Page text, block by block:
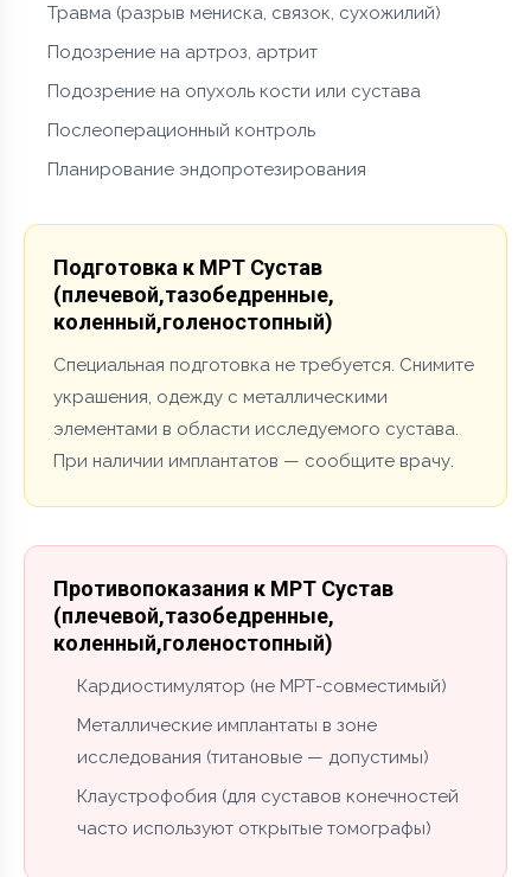
Травма (разрыв мениска, связок, сухожилий)
Подозрение на артроз, артрит
Подозрение на опухоль кости или сустава
Послеоперационный контроль
Планирование эндопротезирования
Подготовка к МРТ Сустав
(плечевой,тазобедренные,
коленный,голеностопный)
Специальная подготовка не требуется. Снимите
украшения, одежду с металлическими
элементами в области исследуемого сустава.
При наличии имплантатов — сообщите врачу.
Противопоказания к МРТ Сустав
(плечевой,тазобедренные,
коленный,голеностопный)
Кардиостимулятор (не МРТ-совместимый)
Металлические имплантаты в зоне
исследования (титановые — допустимы)
Клаустрофобия (для суставов конечностей
часто используют открытые томографы)